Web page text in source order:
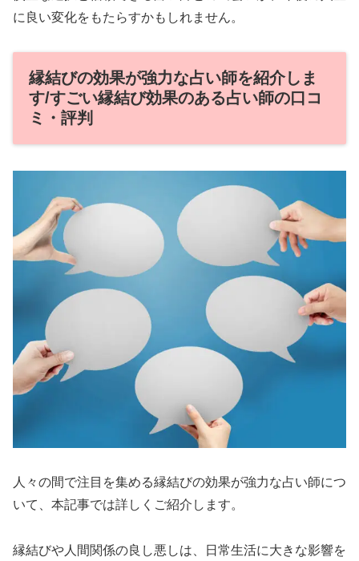
に良い変化をもたらすかもしれません。
縁結びの効果が強力な占い師を紹介しま
す/すごい縁結び効果のある占い師の口コ
ミ・評判
人々の間で注目を集める縁結びの効果が強力な占い師につ
いて、本記事では詳しくご紹介します。
縁結びや人間関係の良し悪しは、日常生活に大きな影響を